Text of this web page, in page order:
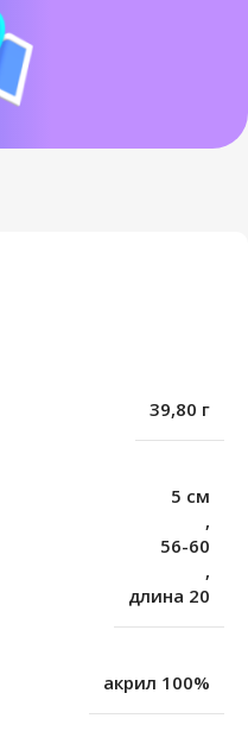
39,80 г
5 см
,
56-60
,
длина 20
акрил 100%